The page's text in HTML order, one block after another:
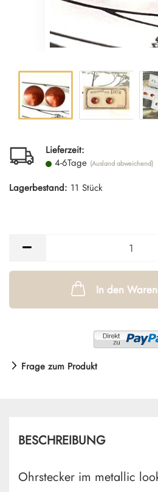
Lieferzeit:
4-6Tage (Ausland abweichend)
Lagerbestand: 11 Stück
In den
Frage zum Produkt
BESCHREIBUNG
Ohrstecker im metallic